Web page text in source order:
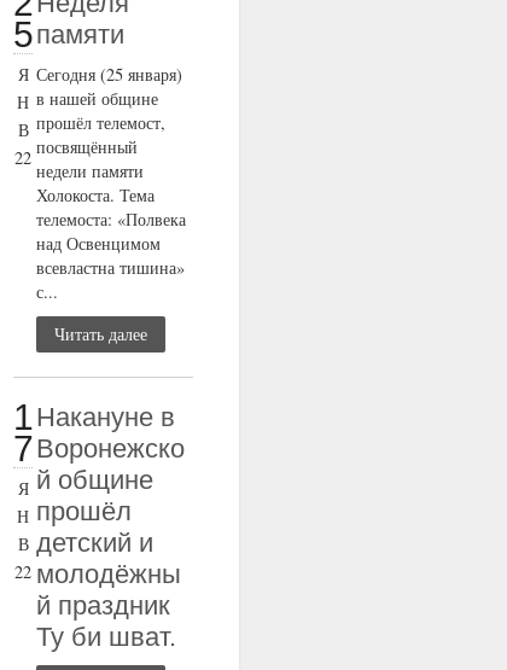
5
Я
Н
В
22
памяти
Сегодня (25 января)
в нашей общине
прошёл телемост,
посвящённый
недели памяти
Холокоста. Тема
телемоста: «Полвека
над Освенцимом
всевластна тишина»
с...
Читать далее
1
7
Я
Н
В
22
Накануне в
Воронежско
й общине
прошёл
детский и
молодёжны
й праздник
Ту би шват.